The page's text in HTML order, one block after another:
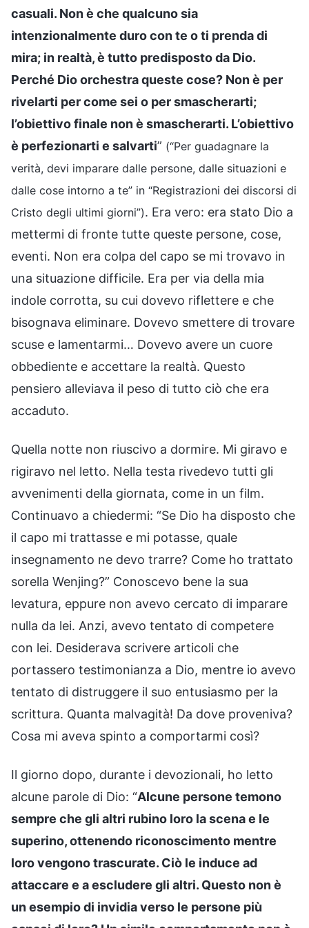
casuali. Non è che qualcuno sia
intenzionalmente duro con te o ti prenda di
mira; in realtà, è tutto predisposto da Dio.
Perché Dio orchestra queste cose? Non è per
rivelarti per come sei o per smascherarti;
l’obiettivo finale non è smascherarti. L’obiettivo
è perfezionarti e salvarti” (“Per guadagnare la
verità, devi imparare dalle persone, dalle situazioni e
dalle cose intorno a te” in “Registrazioni dei discorsi di
Cristo degli ultimi giorni”). Era vero: era stato Dio a
mettermi di fronte tutte queste persone, cose,
eventi. Non era colpa del capo se mi trovavo in
una situazione difficile. Era per via della mia
indole corrotta, su cui dovevo riflettere e che
bisognava eliminare. Dovevo smettere di trovare
scuse e lamentarmi… Dovevo avere un cuore
obbediente e accettare la realtà. Questo
pensiero alleviava il peso di tutto ciò che era
accaduto.
Quella notte non riuscivo a dormire. Mi giravo e
rigiravo nel letto. Nella testa rivedevo tutti gli
avvenimenti della giornata, come in un film.
Continuavo a chiedermi: “Se Dio ha disposto che
il capo mi trattasse e mi potasse, quale
insegnamento ne devo trarre? Come ho trattato
sorella Wenjing?” Conoscevo bene la sua
levatura, eppure non avevo cercato di imparare
nulla da lei. Anzi, avevo tentato di competere
con lei. Desiderava scrivere articoli che
portassero testimonianza a Dio, mentre io avevo
tentato di distruggere il suo entusiasmo per la
scrittura. Quanta malvagità! Da dove proveniva?
Cosa mi aveva spinto a comportarmi così?
Il giorno dopo, durante i devozionali, ho letto
alcune parole di Dio: “Alcune persone temono
sempre che gli altri rubino loro la scena e le
superino, ottenendo riconoscimento mentre
loro vengono trascurate. Ciò le induce ad
attaccare e a escludere gli altri. Questo non è
un esempio di invidia verso le persone più